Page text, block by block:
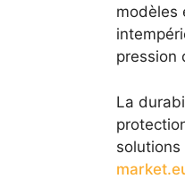
modèles
pression
La
solutions